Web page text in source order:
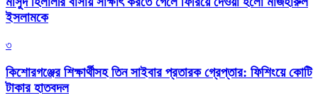
ইসলামকে
৩
কিশোরগঞ্জের শিক্ষার্থীসহ তিন সাইবার প্রতারক গ্রেপ্তার: ফিশিংয়ে কোটি
টাকার হাতবদল